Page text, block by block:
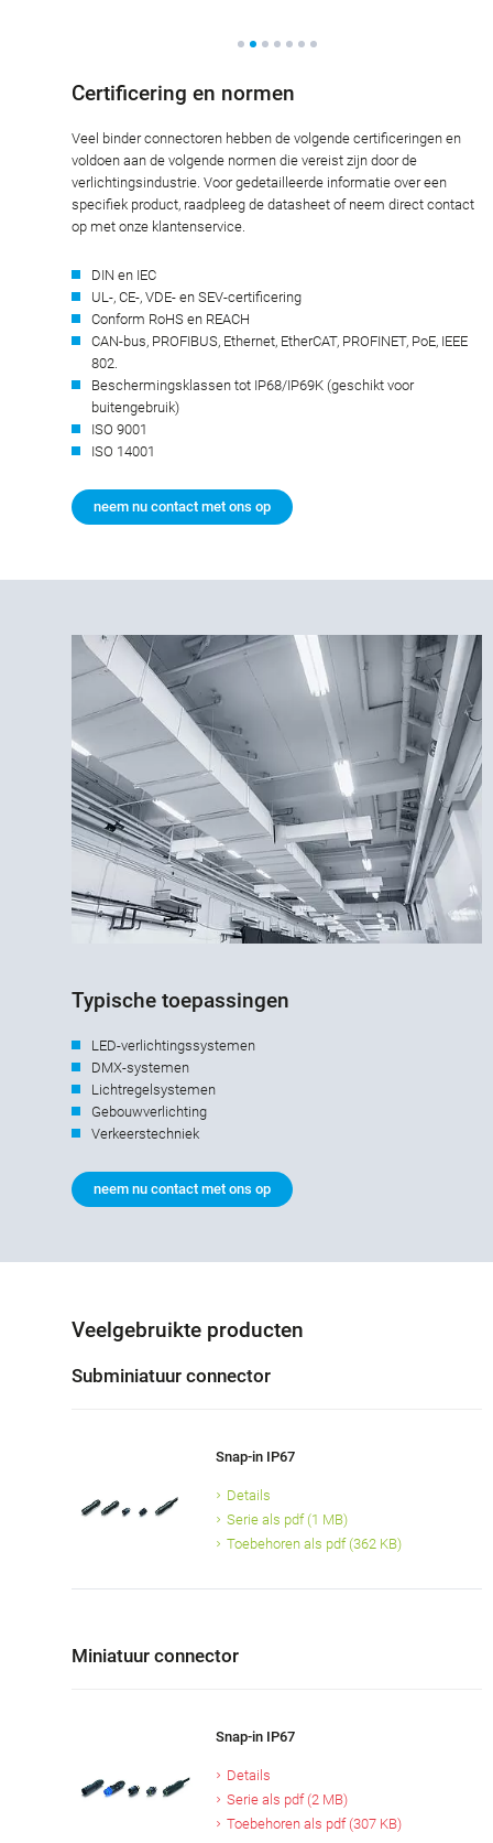
Certificering en normen
Veel binder connectoren hebben de volgende certificeringen en
voldoen aan de volgende normen die vereist zijn door de
verlichtingsindustrie. Voor gedetailleerde informatie over een
specifiek product, raadpleeg de datasheet of neem direct contact
op met onze klantenservice.
DIN en IEC
UL-, CE-, VDE- en SEV-certificering
Conform RoHS en REACH
CAN-bus, PROFIBUS, Ethernet, EtherCAT, PROFINET, PoE, IEEE
802.
Beschermingsklassen tot IP68/IP69K (geschikt voor
buitengebruik)
ISO 9001
ISO 14001
neem nu contact met ons op
Typische toepassingen
LED-verlichtingssystemen
DMX-systemen
Lichtregelsystemen
Gebouwverlichting
Verkeerstechniek
neem nu contact met ons op
Veelgebruikte producten
Subminiatuur connector
Snap-in IP67
Details
Serie als pdf (1 MB)
Toebehoren als pdf (362 KB)
Miniatuur connector
Snap-in IP67
Details
Serie als pdf (2 MB)
Toebehoren als pdf (307 KB)